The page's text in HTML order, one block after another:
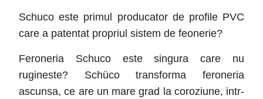
Schuco este primul producator de profile PVC
care a patentat propriul sistem de feonerie?
Feroneria Schuco este singura care nu
rugineste? Schüco transforma feroneria
ascunsa, ce are un mare grad la coroziune, intr-